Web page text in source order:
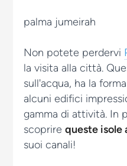
Non potete perdervi
la visita alla città.
sull'acqua, ha la
alcuni edifici
gamma di attività. In
scoprirequeste
suoi canali!